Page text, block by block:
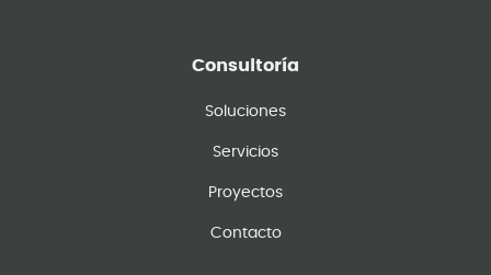
Consultoría
Soluciones
Servicios
Proyectos
Contacto